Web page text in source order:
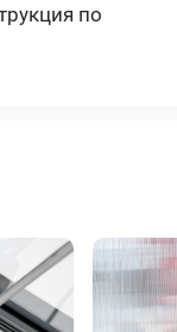
по